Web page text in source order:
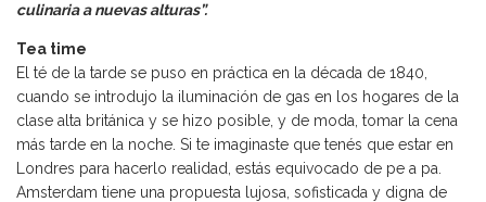
culinaria a nuevas alturas”.
Tea time
El té de la tarde se puso en práctica en la década de 1840,
cuando se introdujo la iluminación de gas en los hogares de la
clase alta británica y se hizo posible, y de moda, tomar la cena
más tarde en la noche. Si te imaginaste que tenés que estar en
Londres para hacerlo realidad, estás equivocado de pe a pa.
Amsterdam tiene una propuesta lujosa, sofisticada y digna de